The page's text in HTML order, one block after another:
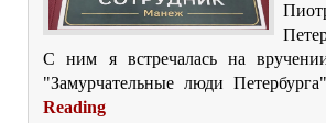
С ним я встречалась на
"Замурчательные люди
Reading